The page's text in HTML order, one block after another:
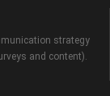
strategy
and content).